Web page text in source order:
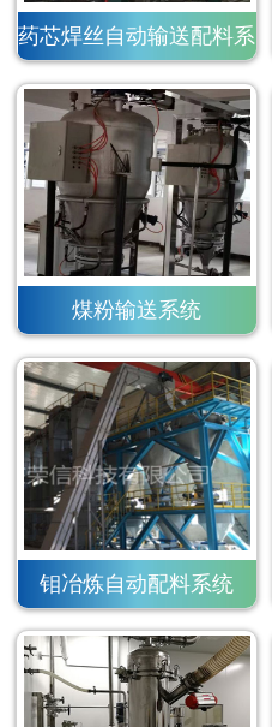
药芯焊丝自动输送配料系
统
煤粉输送系统
钼冶炼自动配料系统